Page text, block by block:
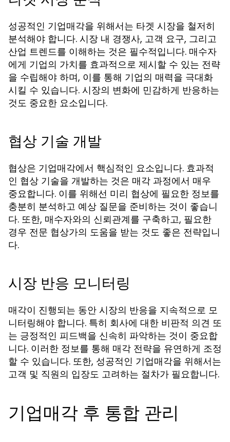
성공적인 기업매각을 위해서는 타겟 시장을 철저히
분석해야 합니다. 시장 내 경쟁사, 고객 요구, 그리고
산업 트렌드를 이해하는 것은 필수적입니다. 매수자
에게 기업의 가치를 효과적으로 제시할 수 있는 전략
을 수립해야 하며, 이를 통해 기업의 매력을 극대화
시킬 수 있습니다. 시장의 변화에 민감하게 반응하는
것도 중요한 요소입니다.
협상 기술 개발
협상은 기업매각에서 핵심적인 요소입니다. 효과적
인 협상 기술을 개발하는 것은 매각 과정에서 매우
중요합니다. 이를 위해선 미리 협상에 필요한 정보를
충분히 분석하고 예상 질문을 준비하는 것이 좋습니
다. 또한, 매수자와의 신뢰관계를 구축하고, 필요한
경우 전문 협상가의 도움을 받는 것도 좋은 전략입니
다.
시장 반응 모니터링
매각이 진행되는 동안 시장의 반응을 지속적으로 모
니터링해야 합니다. 특히 회사에 대한 비판적 의견 또
는 긍정적인 피드백을 신속히 파악하는 것이 중요합
니다. 이러한 정보를 통해 매각 전략을 유연하게 조정
할 수 있습니다. 또한, 성공적인 기업매각을 위해서는
고객 및 직원의 입장도 고려하는 절차가 필요합니다.
기업매각 후 통합 관리